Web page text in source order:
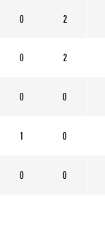
0 2
0 2
0 0
1 0
0 0